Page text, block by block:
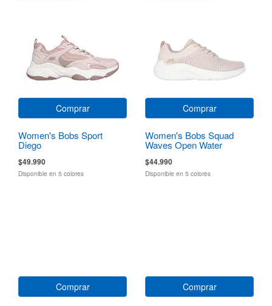
Comprar
Women's Bobs Sport
Diego
$49.990
Disponible en 5 colores
Comprar
Women's Bobs Squad
Waves Open Water
$44.990
Disponible en 5 colores
Comprar Comprar